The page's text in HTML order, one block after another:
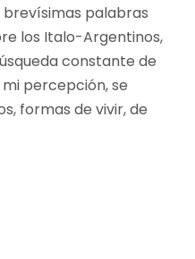
palabras
los Italo-Argentinos,
constante de
percepción, se
formas de vivir, de